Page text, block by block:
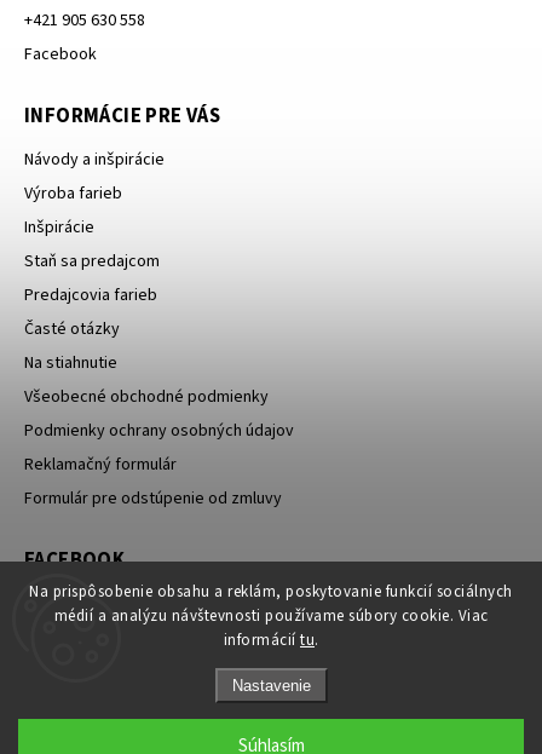
Na prispôsobenie obsahu a reklám, poskytovanie funkcií sociálnych
médií a analýzu návštevnosti používame súbory cookie. Viac
informácií tu.
Nastavenie
Súhlasím
+421 905 630 558
Facebook
INFORMÁCIE PRE VÁS
Návody a inšpirácie
Výroba farieb
Inšpirácie
Staň sa predajcom
Predajcovia farieb
Časté otázky
Na stiahnutie
Všeobecné obchodné podmienky
Podmienky ochrany osobných údajov
Reklamačný formulár
Formulár pre odstúpenie od zmluvy
FACEBOOK